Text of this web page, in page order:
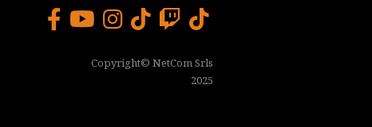
Copyright© NetCom Srls
2025